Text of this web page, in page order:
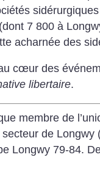
7 800 à
acharnée des
cœur des
libertaire.
membre de
de Longwy
Longwy 79-84.